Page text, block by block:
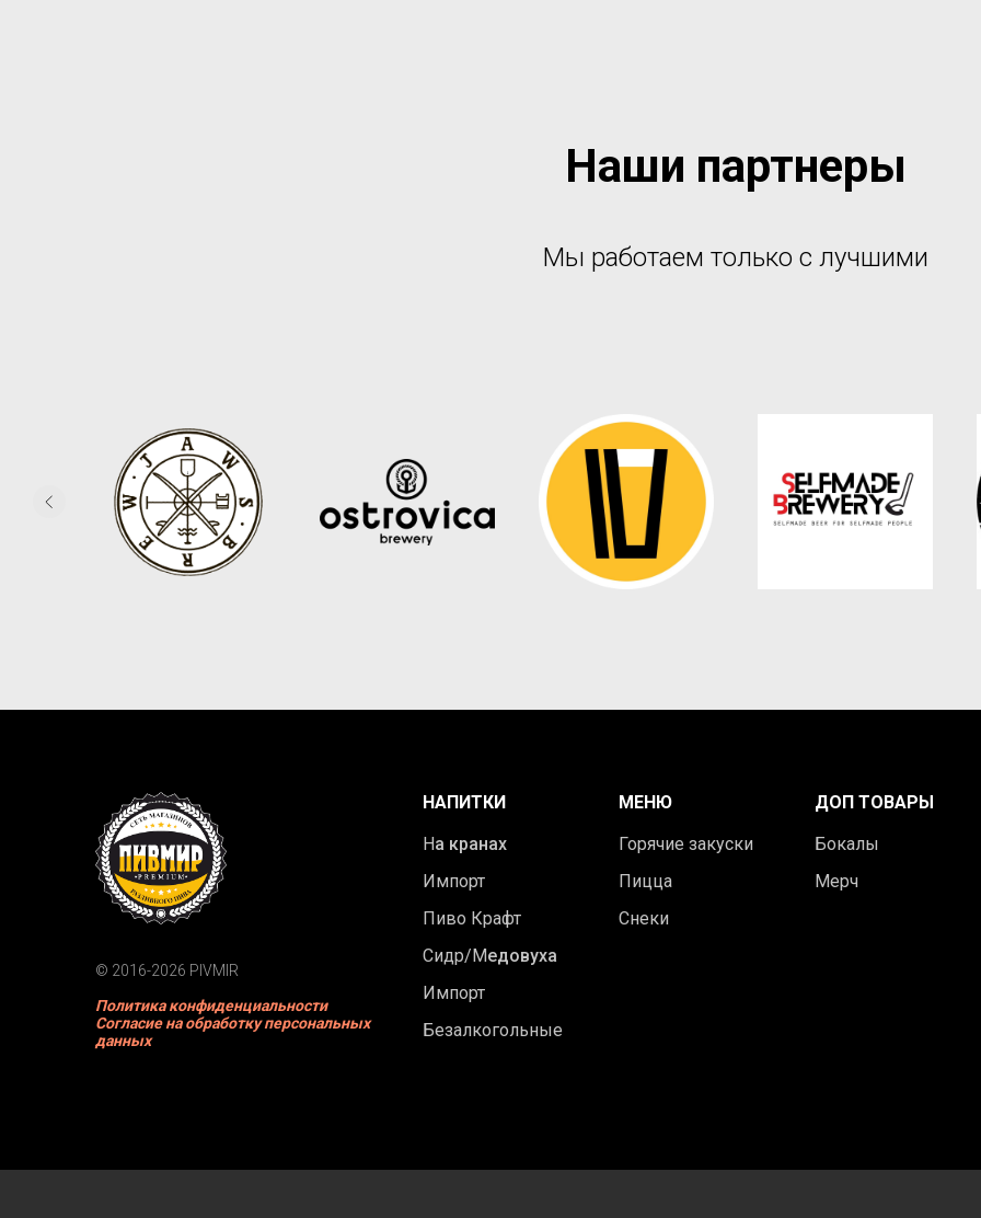
Наши партнеры
Мы работаем только с лучшими
© 2016-2026 PIVMIR
Политика конфиденциальности
Согласие на обработку персональных
данных
НАПИТКИ
На кранах
Импорт
Пиво Крафт
Сидр/Медовуха
Импорт
Безалкогольные
МЕНЮ
Горячие закуски
Пицца
Снеки
ДОП ТОВАРЫ
Бокалы
Мерч